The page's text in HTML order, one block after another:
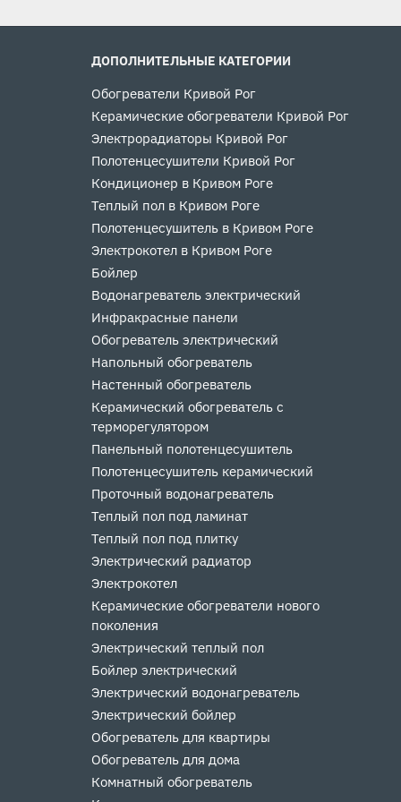
ДОПОЛНИТЕЛЬНЫЕ КАТЕГОРИИ
Обогреватели Кривой Рог
Керамические обогреватели Кривой Рог
Электрорадиаторы Кривой Рог
Полотенцесушители Кривой Рог
Кондиционер в Кривом Роге
Теплый пол в Кривом Роге
Полотенцесушитель в Кривом Роге
Электрокотел в Кривом Роге
Бойлер
Водонагреватель электрический
Инфракрасные панели
Обогреватель электрический
Напольный обогреватель
Настенный обогреватель
Керамический обогреватель с
терморегулятором
Панельный полотенцесушитель
Полотенцесушитель керамический
Проточный водонагреватель
Теплый пол под ламинат
Теплый пол под плитку
Электрический радиатор
Электрокотел
Керамические обогреватели нового
поколения
Электрический теплый пол
Бойлер электрический
Электрический водонагреватель
Электрический бойлер
Обогреватель для квартиры
Обогреватель для дома
Комнатный обогреватель